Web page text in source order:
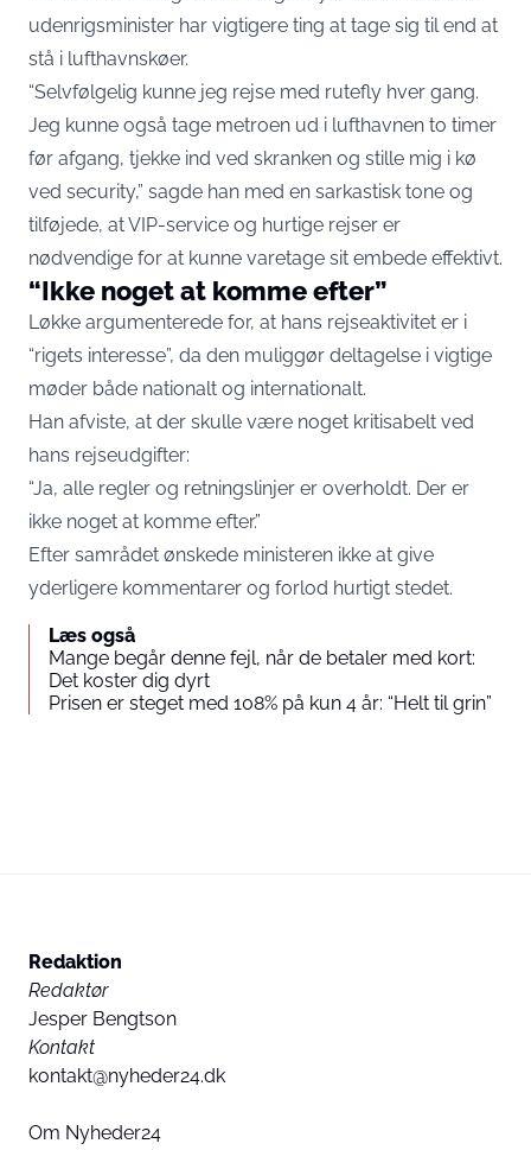
udenrigsminister har vigtigere ting at tage sig til end at
stå i lufthavnskøer.
“Selvfølgelig kunne jeg rejse med rutefly hver gang.
Jeg kunne også tage metroen ud i lufthavnen to timer
før afgang, tjekke ind ved skranken og stille mig i kø
ved security,” sagde han med en sarkastisk tone og
tilføjede, at VIP-service og hurtige rejser er
nødvendige for at kunne varetage sit embede effektivt.
“Ikke noget at komme efter”
Løkke argumenterede for, at hans rejseaktivitet er i
“rigets interesse”, da den muliggør deltagelse i vigtige
møder både nationalt og internationalt.
Han afviste, at der skulle være noget kritisabelt ved
hans rejseudgifter:
“Ja, alle regler og retningslinjer er overholdt. Der er
ikke noget at komme efter.”
Efter samrådet ønskede ministeren ikke at give
yderligere kommentarer og forlod hurtigt stedet.
Læs også
Mange begår denne fejl, når de betaler med kort:
Det koster dig dyrt
Prisen er steget med 108% på kun 4 år: “Helt til grin”
Redaktion
Redaktør
Jesper Bengtson
Kontakt
kontakt@nyheder24.dk
Om Nyheder24